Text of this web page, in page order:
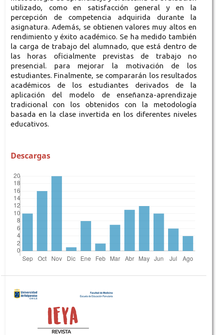
utilizado, como en satisfacción general y en la
percepción de competencia adquirida durante la
asignatura. Además, se obtienen valores muy altos en
rendimiento y éxito académico. Se ha medido también
la carga de trabajo del alumnado, que está dentro de
las horas oficialmente previstas de trabajo no
presencial. para mejorar la motivación de los
estudiantes. Finalmente, se compararán los resultados
académicos de los estudiantes derivados de la
aplicación del modelo de enseñanza-aprendizaje
tradicional con los obtenidos con la metodología
basada en la clase invertida en los diferentes niveles
educativos.
Descargas